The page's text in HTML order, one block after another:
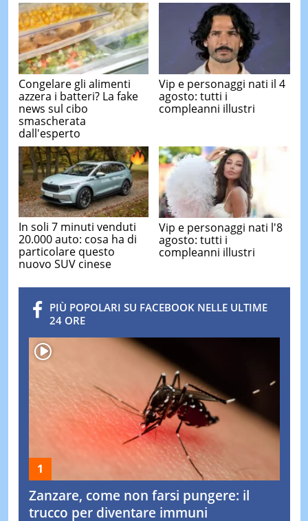
Congelare gli alimenti
azzera i batteri? La fake
news sul cibo
smascherata
dall'esperto
Vip e personaggi nati il 4
agosto: tutti i
compleanni illustri
In soli 7 minuti venduti
20.000 auto: cosa ha di
particolare questo
nuovo SUV cinese
Vip e personaggi nati l'8
agosto: tutti i
compleanni illustri
PIÙ POPOLARI SU FACEBOOK NELLE ULTIME
24 ORE
Zanzare, come non farsi pungere: il
trucco per diventare immuni